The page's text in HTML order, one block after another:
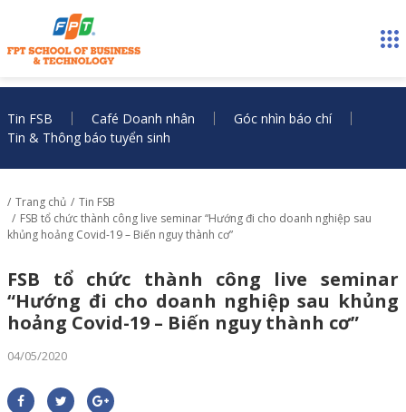
Tin FSB Café Doanh nhân
Góc nhìn báo chí
Tin & Thông báo tuyển sinh
Trang chủ
Tin FSB
FSB tổ chức thành công live seminar “Hướng đi cho doanh nghiệp sau
khủng hoảng Covid-19 – Biến nguy thành cơ”
FSB tổ chức thành công live seminar
“Hướng đi cho doanh nghiệp sau khủng
hoảng Covid-19 – Biến nguy thành cơ”
04/05/2020